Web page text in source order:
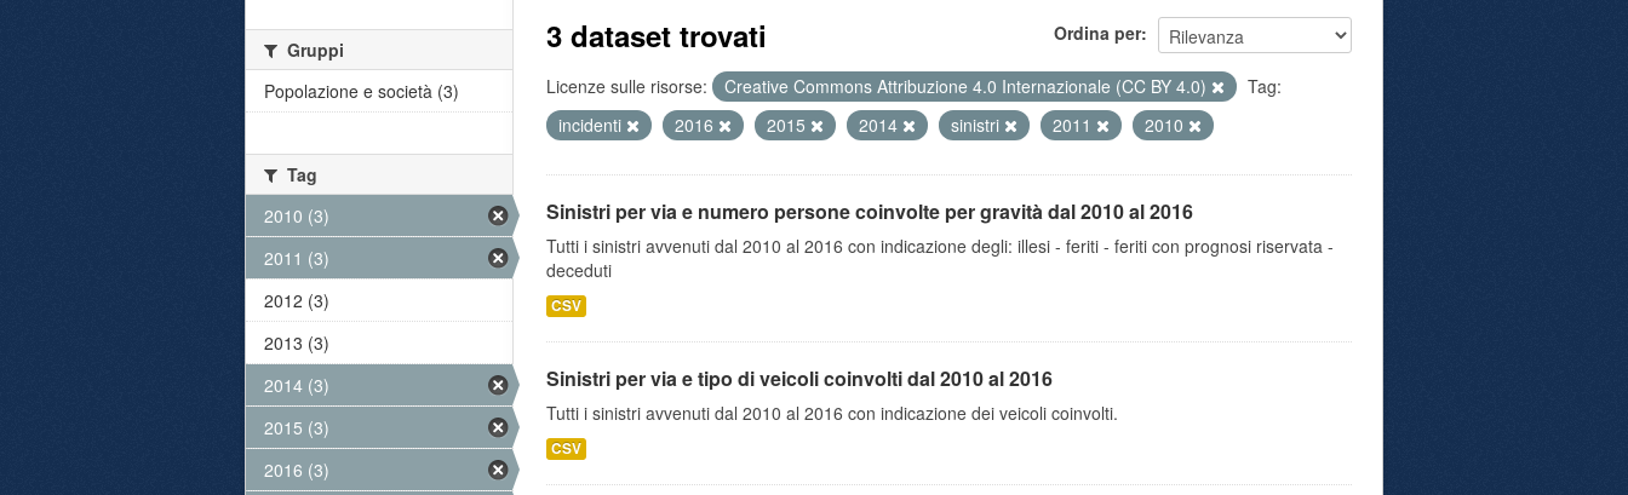
Ordina per
3 dataset trovati
Licenze sulle risorse: Creative Commons Attribuzione 4.0 Internazionale (CC BY 4.0)
Tag:
incidenti
2016 2015 2014 sinistri 2011 2010
Sinistri per via e numero persone coinvolte per gravità dal 2010 al 2016
Tutti i sinistri avvenuti dal 2010 al 2016 con indicazione degli: illesi - feriti - feriti con prognosi riservata -
deceduti
CSV
Sinistri per via e tipo di veicoli coinvolti dal 2010 al 2016
Tutti i sinistri avvenuti dal 2010 al 2016 con indicazione dei veicoli coinvolti.
CSV
Gruppi
Popolazione e società (3)
Tag
2010 (3)
2011 (3)
2012 (3)
2013 (3)
2014 (3)
2015 (3)
2016 (3)